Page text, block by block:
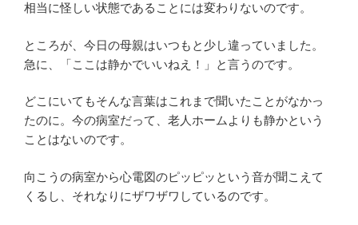
相当に怪しい状態であることには変わりないのです。
ところが、今日の母親はいつもと少し違っていました。
急に、「ここは静かでいいねえ！」と言うのです。
どこにいてもそんな言葉はこれまで聞いたことがなかっ
たのに。今の病室だって、老人ホームよりも静かという
ことはないのです。
向こうの病室から心電図のピッピッという音が聞こえて
くるし、それなりにザワザワしているのです。